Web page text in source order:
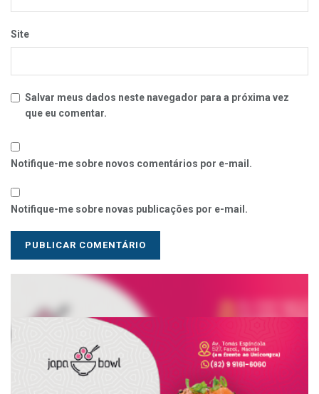
Site
Salvar meus dados neste navegador para a próxima vez
que eu comentar.
Notifique-me sobre novos comentários por e-mail.
Notifique-me sobre novas publicações por e-mail.